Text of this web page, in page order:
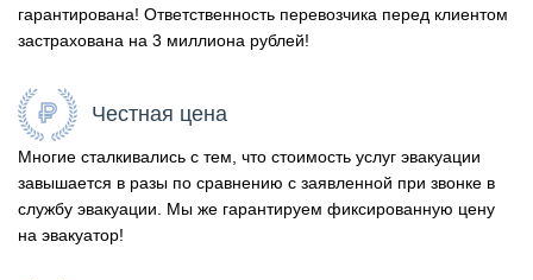
гарантирована! Ответственность перевозчика перед клиентом
застрахована на 3 миллиона рублей!
Честная цена
Многие сталкивались с тем, что стоимость услуг эвакуации
завышается в разы по сравнению с заявленной при звонке в
службу эвакуации. Мы же гарантируем фиксированную цену
на эвакуатор!